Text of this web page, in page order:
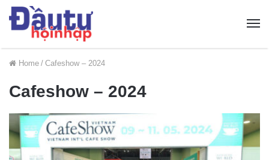
Home / Cafeshow – 2024
Cafeshow – 2024